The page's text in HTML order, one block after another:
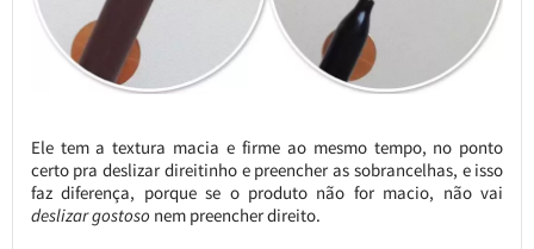
Ele tem a textura macia e firme ao mesmo tempo, no ponto
certo pra deslizar direitinho e preencher as sobrancelhas, e isso
faz diferença, porque se o produto não for macio, não vai
deslizar gostoso nem preencher direito.